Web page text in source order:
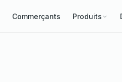
Commerçants Produits